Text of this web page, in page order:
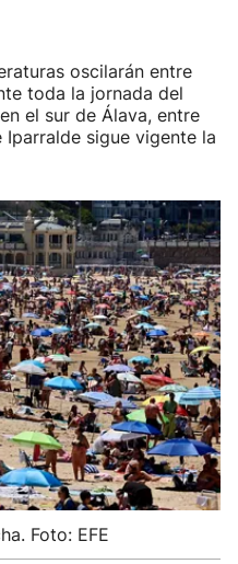
oscilarán entre
toda la jornada del
el sur de Álava, entre
Iparralde sigue vigente la
Foto: EFE